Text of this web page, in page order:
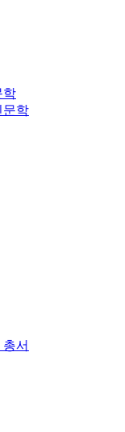
학
문학
서